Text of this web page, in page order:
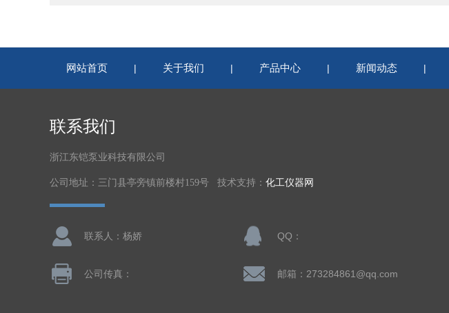
网站首页 | 关于我们 | 产品中心 | 新闻动态 |
联系我们
浙江东铠泵业科技有限公司
公司地址：三门县亭旁镇前楼村159号 技术支持： 化工仪器网
联系人：杨娇 QQ：
公司传真： 邮箱：273284861@qq.com